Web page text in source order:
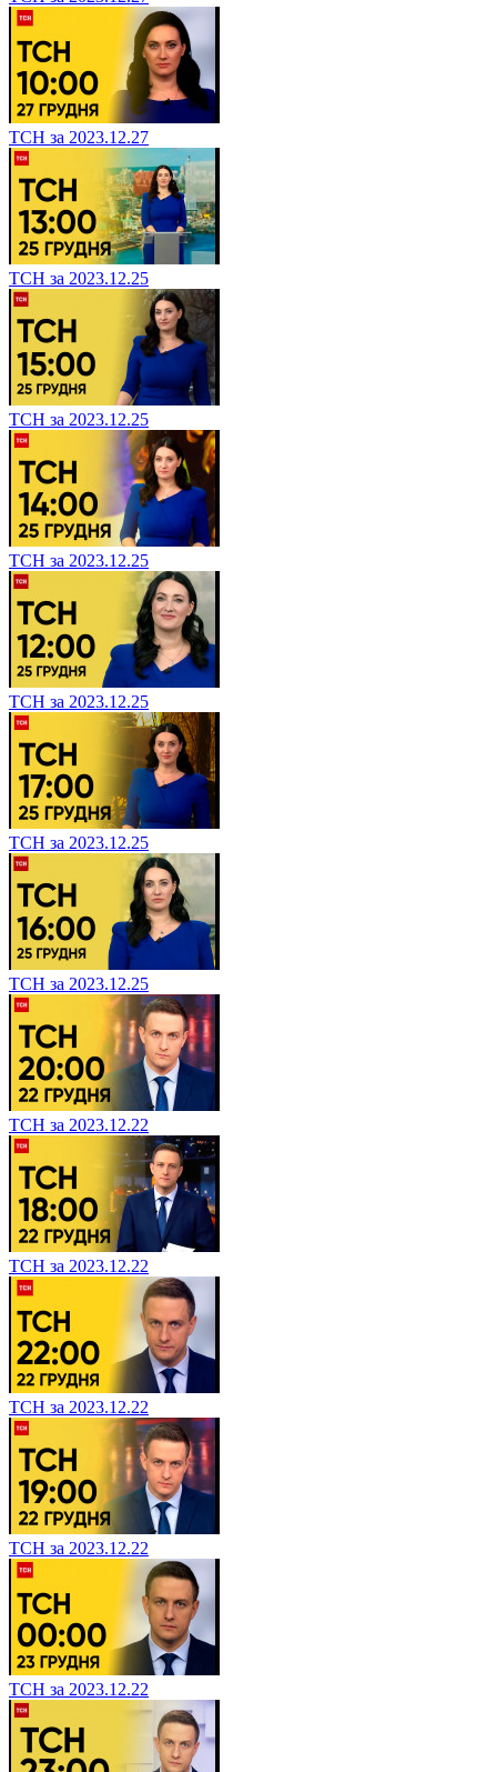
ТСН за 2023.12.27
ТСН за 2023.12.25
ТСН за 2023.12.25
ТСН за 2023.12.25
ТСН за 2023.12.25
ТСН за 2023.12.25
ТСН за 2023.12.25
ТСН за 2023.12.22
ТСН за 2023.12.22
ТСН за 2023.12.22
ТСН за 2023.12.22
ТСН за 2023.12.22